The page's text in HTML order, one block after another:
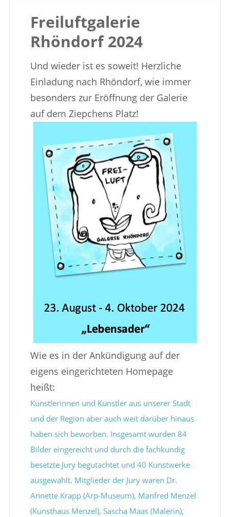
Freiluftgalerie
Rhöndorf 2024
Und wieder ist es soweit! Herzliche
Einladung nach Rhöndorf, wie immer
besonders zur Eröffnung der Galerie
auf dem Ziepchens Platz!
Wie es in der Ankündigung auf der
eigens eingerichteten Homepage
heißt:
Künstlerinnen und Künstler aus unserer Stadt
und der Region aber auch weit darüber hinaus
haben sich beworben. Insgesamt wurden 84
Bilder eingereicht und durch die fachkundig
besetzte Jury begutachtet und 40 Kunstwerke
ausgewählt. Mitglieder der Jury waren Dr.
Annette Krapp (Arp-Museum), Manfred Menzel
(Kunsthaus Menzel), Sascha Maas (Malerin),